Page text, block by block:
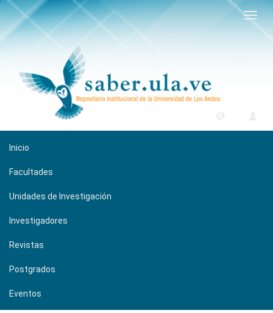
Inicio
Facultades
Unidades de Investigación
Investigadores
Revistas
Postgrados
Eventos